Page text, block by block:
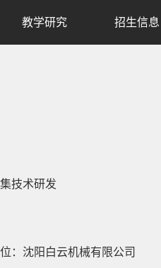
教学研究 招生信息
技术研发
：沈阳白云机械有限公司